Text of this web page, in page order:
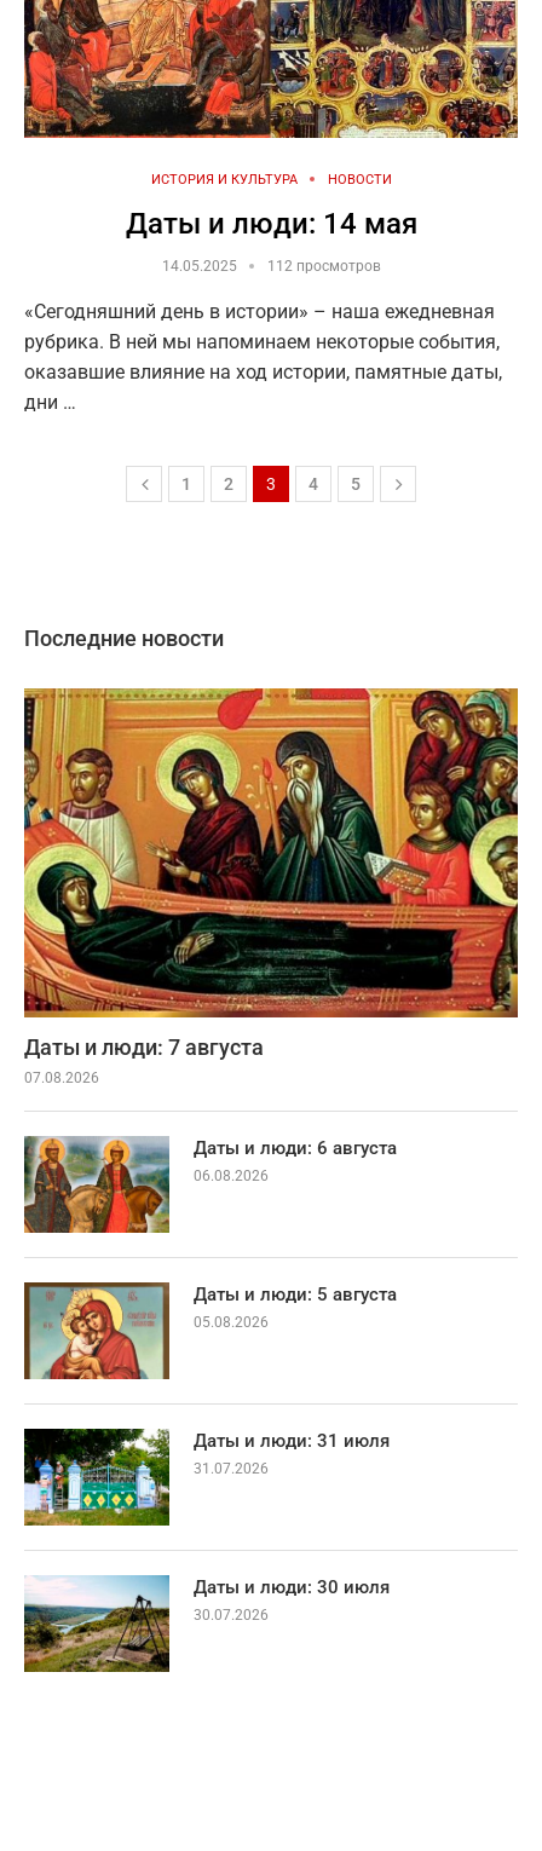
ИСТОРИЯ И КУЛЬТУРА НОВОСТИ
Даты и люди: 14 мая
14.05.2025 112 просмотров
«Сегодняшний день в истории» – наша ежедневная
рубрика. В ней мы напоминаем некоторые события,
оказавшие влияние на ход истории, памятные даты,
дни …
1 2 3 4 5
Последние новости
Даты и люди: 7 августа
07.08.2026
Даты и люди: 6 августа
06.08.2026
Даты и люди: 5 августа
05.08.2026
Даты и люди: 31 июля
31.07.2026
Даты и люди: 30 июля
30.07.2026